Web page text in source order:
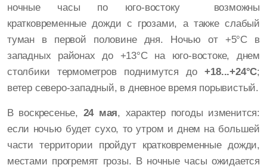
ночные часы по юго-востоку возможны
кратковременные дожди с грозами, а также слабый
туман в первой половине дня. Ночью от +5°C в
западных районах до +13°C на юго-востоке, днем
столбики термометров поднимутся до+18...+24°C;
ветер северо-западный, в дневное время порывистый.
В воскресенье, 24 мая, характер погоды изменится:
если ночью будет сухо, то утром и днем на большей
части территории пройдут кратковременные дожди,
местами прогремят грозы. В ночные часы ожидается